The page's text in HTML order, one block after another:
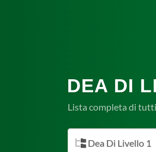
DEA DI
Lista completa di
Dea Di Livello 1